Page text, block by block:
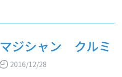
マジシャン クルミ
2016/12/28